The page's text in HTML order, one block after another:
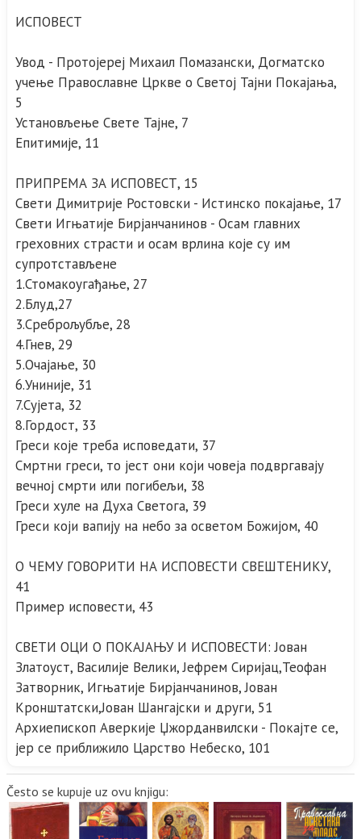
ИСПОВЕСТ
Увод - Протојереј Михаил Помазански, Догматско
учење Православне Цркве о Светој Тајни Покајања,
5
Установљење Свете Тајне, 7
Епитимије, 11
ПРИПРЕМА ЗА ИСПОВЕСТ, 15
Свети Димитрије Ростовски - Истинско покајање, 17
Свети Игњатије Бирјанчанинов - Осам главних
греховних страсти и осам врлина које су им
супротстављене
1.Стомакоугађање, 27
2.Блуд,27
3.Среброљубље, 28
4.Гнев, 29
5.Очајање, 30
6.Униније, 31
7.Сујета, 32
8.Гордост, 33
Греси које треба исповедати, 37
Смртни греси, то јест они који човеја подвргавају
вечној смрти или погибељи, 38
Греси хуле на Духа Светога, 39
Греси који вапију на небо за осветом Божијом, 40
О ЧЕМУ ГОВОРИТИ НА ИСПОВЕСТИ СВЕШТЕНИКУ,
41
Пример исповести, 43
СВЕТИ ОЦИ О ПОКАЈАЊУ И ИСПОВЕСТИ: Јован
Златоуст, Василије Велики, Јефрем Сиријац,Теофан
Затворник, Игњатије Бирјанчанинов, Јован
Кронштатски,Јован Шангајски и други, 51
Архиепископ Аверкије Џжорданвилски - Покајте се,
јер се приближило Царство Небеско, 101
Često se kupuje uz ovu knjigu: